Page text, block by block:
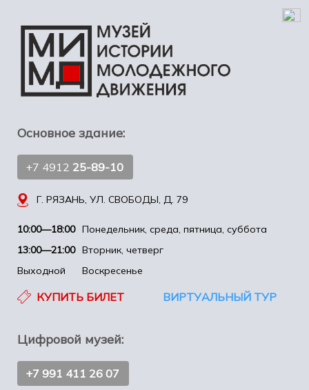
Основное здание:
+7 4912 25-89-10
Г. РЯЗАНЬ, УЛ. СВОБОДЫ, Д. 79
10:00—18:00 Понедельник, среда, пятница, суббота
13:00—21:00 Вторник, четверг
Выходной
Воскресенье
КУПИТЬ БИЛЕТ ВИРТУАЛЬНЫЙ ТУР
Цифровой музей:
+7 991 411 26 07